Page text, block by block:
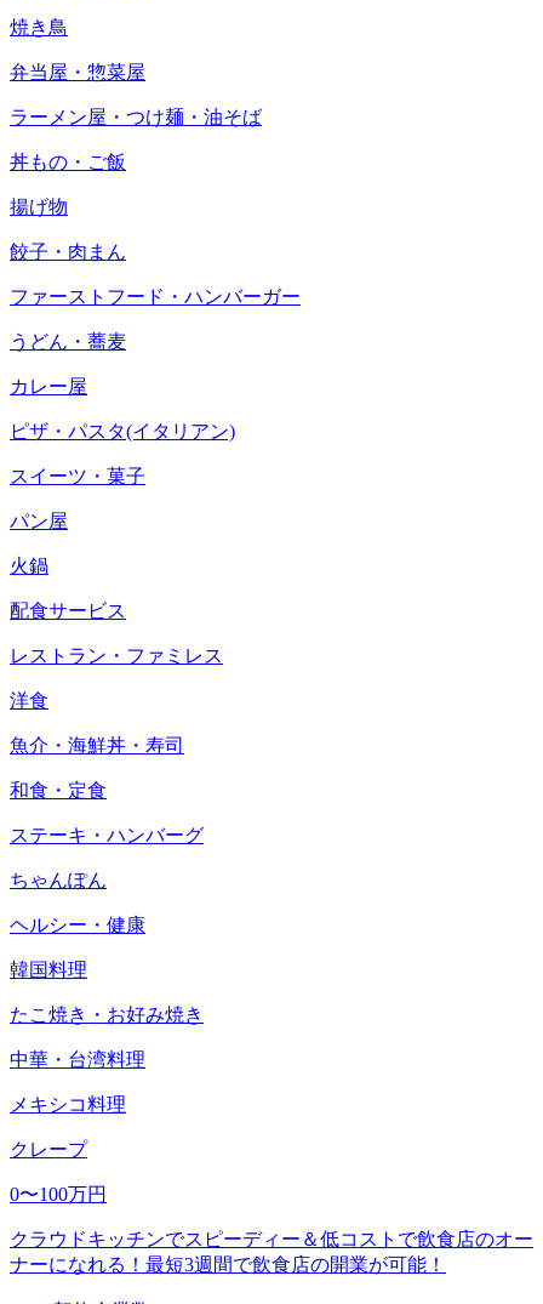
焼き鳥
弁当屋・惣菜屋
ラーメン屋・つけ麺・油そば
丼もの・ご飯
揚げ物
餃子・肉まん
ファーストフード・ハンバーガー
うどん・蕎麦
カレー屋
ピザ・パスタ(イタリアン)
スイーツ・菓子
パン屋
火鍋
配食サービス
レストラン・ファミレス
洋食
魚介・海鮮丼・寿司
和食・定食
ステーキ・ハンバーグ
ちゃんぽん
ヘルシー・健康
韓国料理
たこ焼き・お好み焼き
中華・台湾料理
メキシコ料理
クレープ
0〜100万円
クラウドキッチンでスピーディー＆低コストで飲食店のオー
ナーになれる！最短3週間で飲食店の開業が可能！